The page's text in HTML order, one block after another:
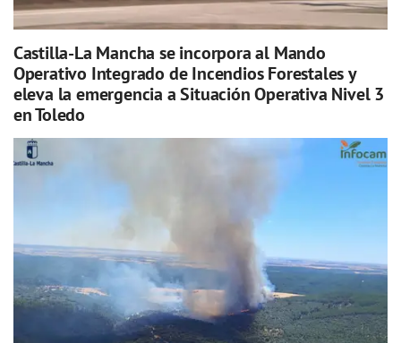
Castilla-La Mancha se incorpora al Mando
Operativo Integrado de Incendios Forestales y
eleva la emergencia a Situación Operativa Nivel 3
en Toledo